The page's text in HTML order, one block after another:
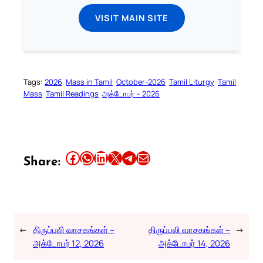
VISIT MAIN SITE
Tags: 2026 Mass in Tamil October-2026 Tamil Liturgy Tamil
Mass Tamil Readings அக்டோபர் – 2026
Share: Share this article on Facebook Share this article on WhatsApp Share this article on LinkedIn Share this article on X Share this article on TelegramEmail this Article
← திருப்பலி வாசகங்கள் –
அக்டோபர் 12, 2026
திருப்பலி வாசகங்கள் –
அக்டோபர் 14, 2026
→